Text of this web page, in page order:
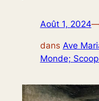
Août 1, 2024
dans Ave
Monde;